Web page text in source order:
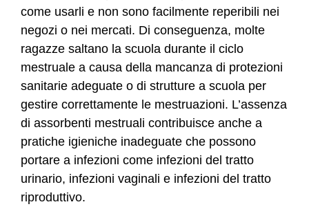
come usarli e non sono facilmente reperibili nei
negozi o nei mercati. Di conseguenza, molte
ragazze saltano la scuola durante il ciclo
mestruale a causa della mancanza di protezioni
sanitarie adeguate o di strutture a scuola per
gestire correttamente le mestruazioni. L’assenza
di assorbenti mestruali contribuisce anche a
pratiche igieniche inadeguate che possono
portare a infezioni come infezioni del tratto
urinario, infezioni vaginali e infezioni del tratto
riproduttivo.